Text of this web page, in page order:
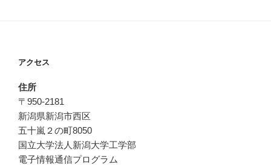
アクセス
住所
〒950-2181
新潟県新潟市西区
五十嵐２の町8050
国立大学法人新潟大学工学部
電子情報通信プログラム